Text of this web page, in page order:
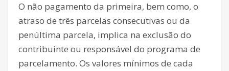
O não pagamento da primeira, bem como, o
atraso de três parcelas consecutivas ou da
penúltima parcela, implica na exclusão do
contribuinte ou responsável do programa de
parcelamento. Os valores mínimos de cada